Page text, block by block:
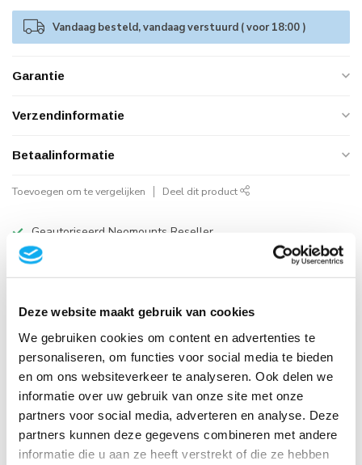
Deze website maakt gebruik van cookies
We gebruiken cookies om content en advertenties te
personaliseren, om functies voor social media te bieden
en om ons websiteverkeer te analyseren. Ook delen we
informatie over uw gebruik van onze site met onze
partners voor social media, adverteren en analyse. Deze
partners kunnen deze gegevens combineren met andere
informatie die u aan ze heeft verstrekt of die ze hebben
Vandaag besteld, vandaag verstuurd ( voor 18:00 )
Garantie
Verzendinformatie
Betaalinformatie
Toevoegen om te vergelijken Deel dit product
Geautoriseerd Neomounts Reseller
Snelle Levering
Hoge Kwaliteit
VIDEO HANDLEIDING
Productomschrijving
Specificaties